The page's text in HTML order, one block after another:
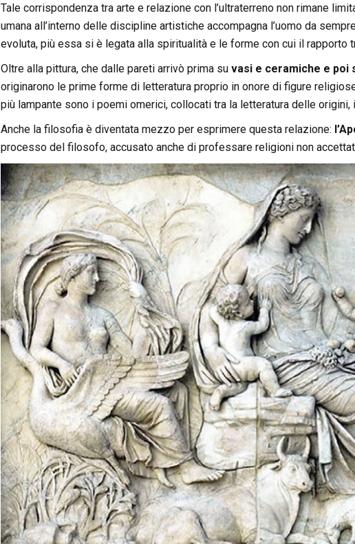
Tale corrispondenza tra arte e relazione con l’ultraterreno non rimane
umana all’interno delle discipline artistiche accompagna l’uomo da
evoluta, più essa si è legata alla spiritualità e le forme con cui il rapporto
Oltre alla pittura, che dalle pareti arrivò prima su vasi e ceramiche e poi
originarono le prime forme di letteratura proprio in onore di figure
più lampante sono i poemi omerici, collocati tra la letteratura delle origini,
Anche la filosofia è diventata mezzo per esprimere questa relazione:
processo del filosofo, accusato anche di professare religioni non